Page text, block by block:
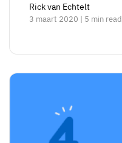
Rick van Echtelt
3 maart 2020 | 5 min read